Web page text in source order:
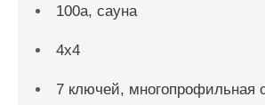
100а, сауна
4х4
7 ключей, многопрофильная